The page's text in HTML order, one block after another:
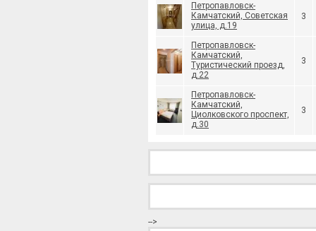
Петропавловск-
Камчатский, Советская
улица, д.19
3
Петропавловск-
Камчатский,
Туристический проезд,
д.22
3
Петропавловск-
Камчатский,
Циолковского проспект,
д.30
3
-->